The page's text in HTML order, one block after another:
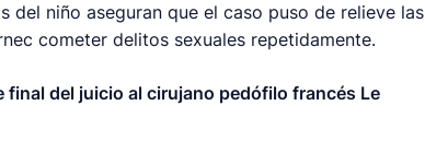
del niño aseguran que el caso puso de relieve las
cometer delitos sexuales repetidamente.
final del juicio al cirujano pedófilo francés Le